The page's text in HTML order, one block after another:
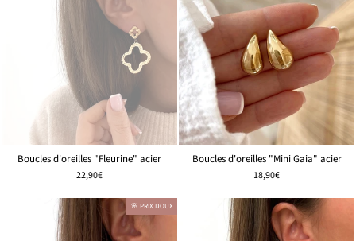
Boucles d'oreilles "Fleurine" acier
22,90€
Boucles d'oreilles "Mini Gaia" acier
18,90€
🌸 PRIX DOUX